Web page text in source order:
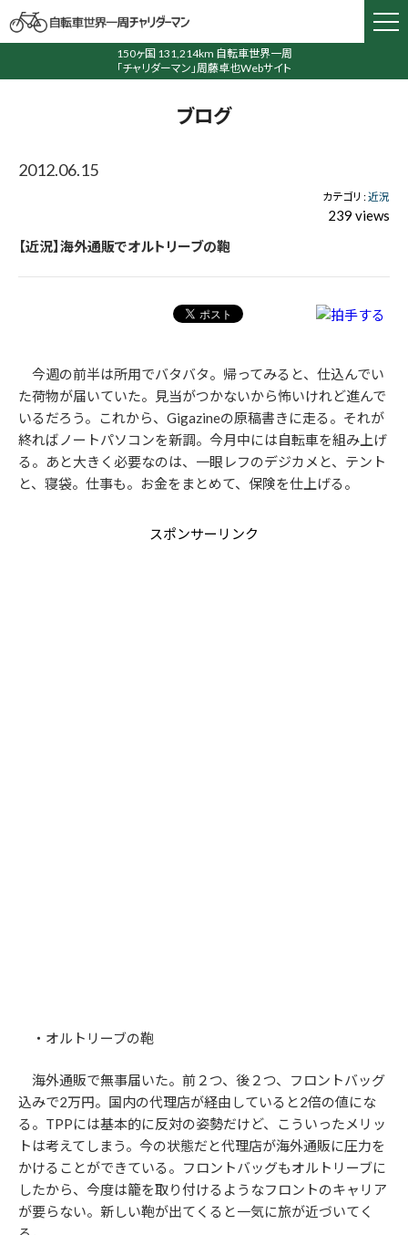
150ヶ国 131,214km 自転車世界一周
「チャリダーマン」周藤卓也Webサイト
ブログ
2012.06.15
カテゴリ :近況
239 views
【近況】海外通販でオルトリーブの鞄
今週の前半は所用でバタバタ。帰ってみると、仕込んでい
た荷物が届いていた。見当がつかないから怖いけれど進んで
いるだろう。これから、Gigazineの原稿書きに走る。それが
終ればノートパソコンを新調。今月中には自転車を組み上げ
る。あと大きく必要なのは、一眼レフのデジカメと、テント
と、寝袋。仕事も。お金をまとめて、保険を仕上げる。
スポンサーリンク
・オルトリーブの鞄
海外通販で無事届いた。前２つ、後２つ、フロントバッグ
込みで2万円。国内の代理店が経由していると2倍の値にな
る。TPPには基本的に反対の姿勢だけど、こういったメリッ
トは考えてしまう。今の状態だと代理店が海外通販に圧力を
かけることができている。フロントバッグもオルトリーブに
したから、今度は籠を取り付けるようなフロントのキャリア
が要らない。新しい鞄が出てくると一気に旅が近づいてく